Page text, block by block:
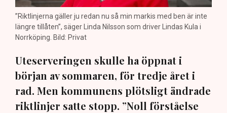
”Riktlinjerna gäller ju redan nu så min markis med ben är inte
längre tillåten”, säger Linda Nilsson som driver Lindas Kula i
Norrköping. Bild: Privat
Uteserveringen skulle ha öppnat i
början av sommaren, för tredje året i
rad. Men kommunens plötsligt ändrade
riktlinjer satte stopp. ”Noll förståelse